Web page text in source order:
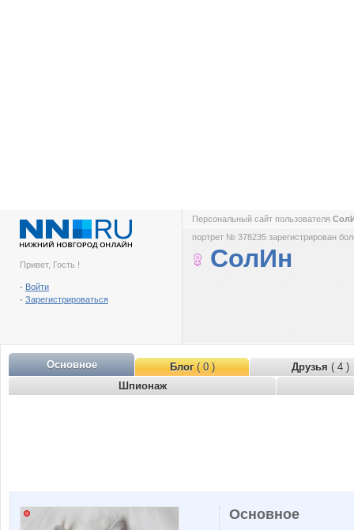
Привет, Гость !
- Войти
- Зарегистрироваться
Персональный сайт пользователя
портрет № 378235 зарегистрирован
СолИн
Основное Блог( 0 ) Друзья ( 4 )
Шпионаж
Основное